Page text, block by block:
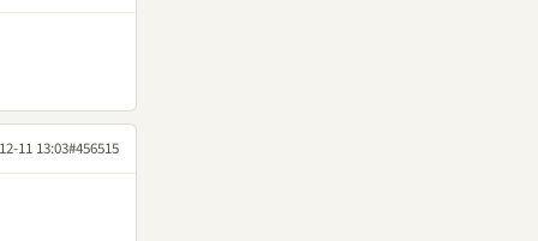
11 13:03#456515